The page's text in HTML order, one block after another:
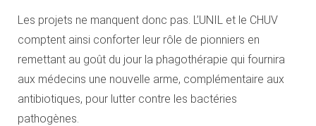
Les projets ne manquent donc pas. L’UNIL et le CHUV
comptent ainsi conforter leur rôle de pionniers en
remettant au goût du jour la phagothérapie qui fournira
aux médecins une nouvelle arme, complémentaire aux
antibiotiques, pour lutter contre les bactéries
pathogènes.